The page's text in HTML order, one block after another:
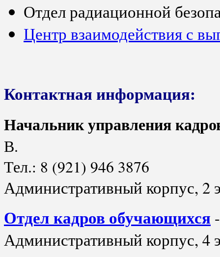
Отдел радиационной
Центр взаимодействия с
Контактная информация:
Начальник управления
В.
Тел.: 8 (921) 946 3876
Административный корпус, 2
Отдел кадров обучающихся
Административный корпус, 4